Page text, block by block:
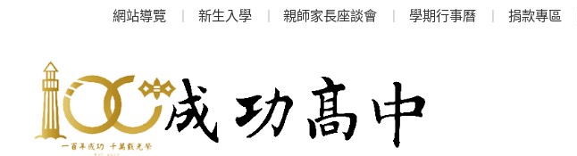
網站導覽 新生入學 親師家長座談會 學期行事曆 捐款專區